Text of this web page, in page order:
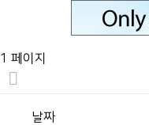
1 페이지
날짜